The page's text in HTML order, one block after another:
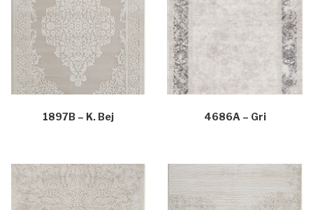
1897B – K. Bej 4686A – Gri